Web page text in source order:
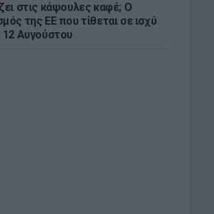
στις κάψουλες καφέ; Ο
της ΕΕ που τίθεται σε ισχύ
12 Αυγούστου